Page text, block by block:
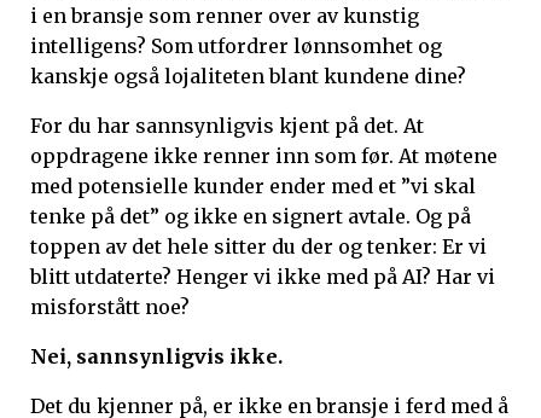
i en bransje som renner over av kunstig
intelligens? Som utfordrer lønnsomhet og
kanskje også lojaliteten blant kundene dine?
For du har sannsynligvis kjent på det. At
oppdragene ikke renner inn som før. At møtene
med potensielle kunder ender med et ”vi skal
tenke på det” og ikke en signert avtale. Og på
toppen av det hele sitter du der og tenker: Er vi
blitt utdaterte? Henger vi ikke med på AI? Har vi
misforstått noe?
Nei, sannsynligvis ikke.
Det du kjenner på, er ikke en bransje i ferd med å